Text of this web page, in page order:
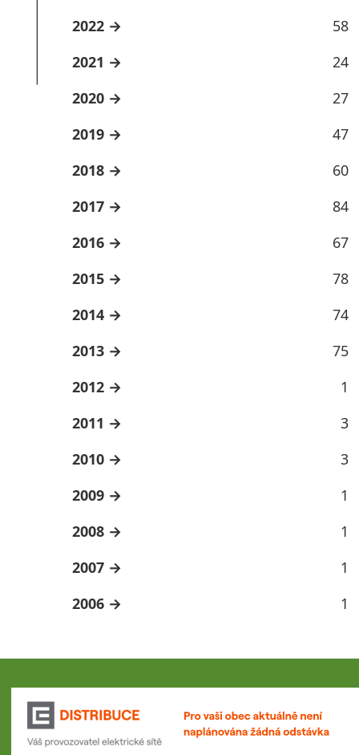
2022
58
2021
24
2020
27
2019
47
2018
60
2017
84
2016
67
2015
78
2014
74
2013
75
2012
1
2011
3
2010
3
2009
1
2008
1
2007
1
2006
1